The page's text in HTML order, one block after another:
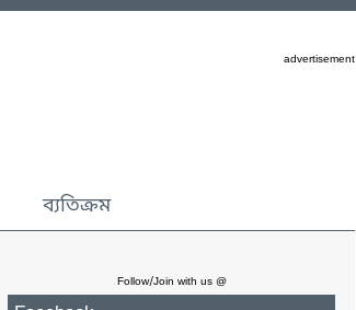
advertisement
ব্যতিক্রম
Follow/Join with us @